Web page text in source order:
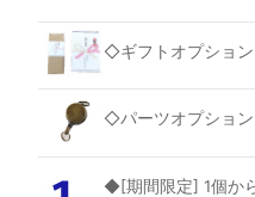
◇ギフトオプション
◇パーツオプション
◆[期間限定] 1個か